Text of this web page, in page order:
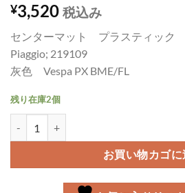
¥3,520 税込み
センターマット プラスティック
Piaggio; 219109
灰色 Vespa PX BME/FL
残り在庫2個
お買い物カゴに